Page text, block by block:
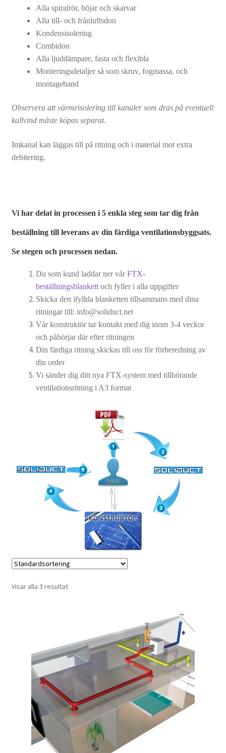
Skorsten
Avfuktare
Alla spiralrör, böjar och skarvar
Alla till- och frånluftsdon
Kondensisolering
Combidon
Alla ljuddämpare, fasta och flexibla
Monteringsdetaljer så som skruv, fogmassa, och
montageband
Observera att värmeisolering till kanaler som dras på eventuell
kallvind måste köpas separat.
Imkanal kan läggas till på ritning och i material mot extra
debitering.
Vi har delat in processen i 5 enkla steg som tar dig från
beställning till leverans av din färdiga ventilationsbyggsats.
Se stegen och processen nedan.
Du som kund laddar ner vårFTX-
beställningsblankettoch fyller i alla uppgifter
Skicka den ifyllda blanketten tillsammans med dina
ritningar till: info@soliduct.net
Vår konstruktör tar kontakt med dig inom 3-4 veckor
och påbörjar där efter ritningen
Din färdiga ritning skickas till oss för förberedning av
din order
Vi sänder dig ditt nya FTX-system med tillhörande
ventilationsritning i A3 format
Visar alla 3 resultat